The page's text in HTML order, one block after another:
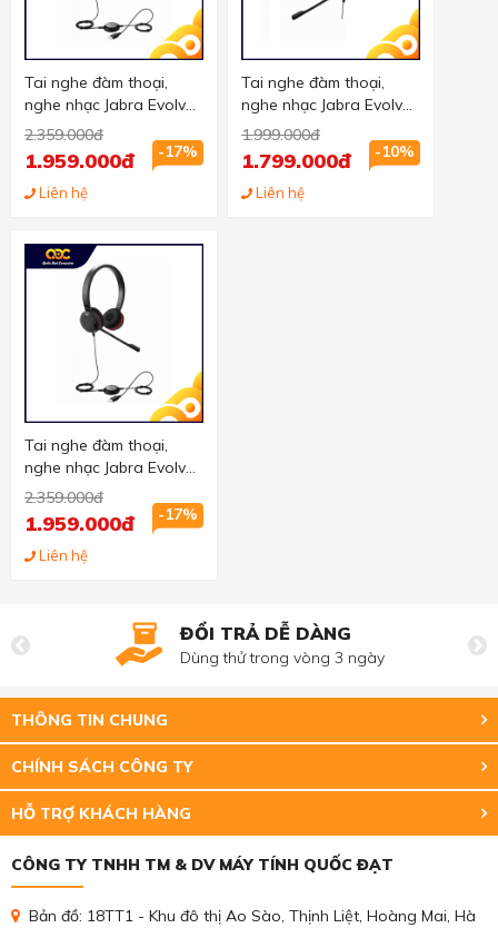
Tai nghe đàm thoại,
nghe nhạc Jabra Evolve
30 MS stereo chuẩn
2.359.000đ
-17%
1.959.000đ
Liên hệ
Tai nghe đàm thoại,
nghe nhạc Jabra Evolve
30 UC mono chuẩn USB,
1.999.000đ
-10%
1.799.000đ
Liên hệ
Tai nghe đàm thoại,
nghe nhạc Jabra Evolve
30 UC stereo chuẩn
2.359.000đ
-17%
1.959.000đ
Liên hệ
ĐỔI TRẢ DỄ DÀNG
Dùng thử trong vòng 3 ngày
THÔNG TIN CHUNG
CHÍNH SÁCH CÔNG TY
HỖ TRỢ KHÁCH HÀNG
CÔNG TY TNHH TM & DV MÁY TÍNH QUỐC ĐẠT
Bản đồ: 18TT1 - Khu đô thị Ao Sào, Thịnh Liệt, Hoàng Mai, Hà